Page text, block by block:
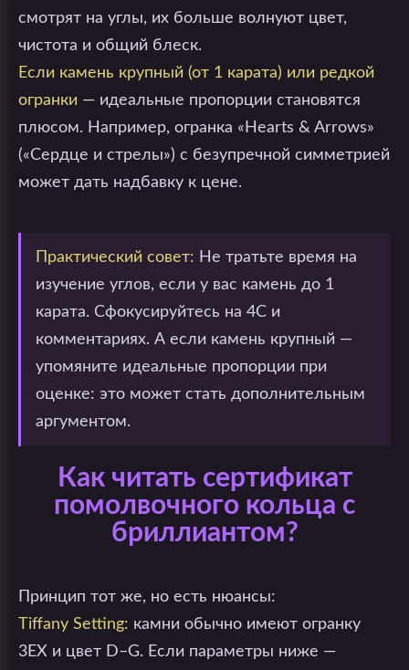
смотрят на углы, их больше волнуют цвет,
чистота и общий блеск.
Если камень крупный (от 1 карата) или редкой
огранки — идеальные пропорции становятся
плюсом. Например, огранка «Hearts & Arrows»
(«Сердце и стрелы») с безупречной симметрией
может дать надбавку к цене.
Практический совет: Не тратьте время на
изучение углов, если у вас камень до 1
карата. Сфокусируйтесь на 4С и
комментариях. А если камень крупный —
упомяните идеальные пропорции при
оценке: это может стать дополнительным
аргументом.
Как читать сертификат
помолвочного кольца с
бриллиантом?
Принцип тот же, но есть нюансы:
Tiffany Setting: камни обычно имеют огранку
3EX и цвет D–G. Если параметры ниже —